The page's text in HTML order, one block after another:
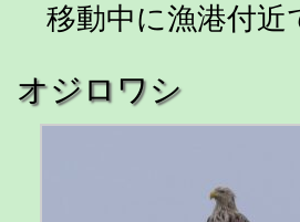
移動中に漁港付近
オジロワシ